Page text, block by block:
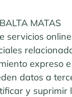
MATAS
servicios
expreso
datos a
y suprimir